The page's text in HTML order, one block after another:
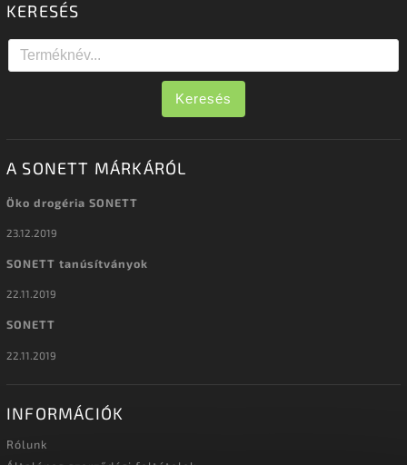
KERESÉS
Keresés
A SONETT MÁRKÁRÓL
Öko drogéria SONETT
23.12.2019
SONETT tanúsítványok
22.11.2019
SONETT
22.11.2019
INFORMÁCIÓK
Rólunk